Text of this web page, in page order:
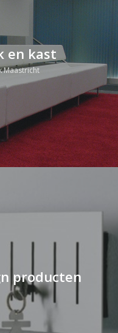
en kast
Maastricht
producten